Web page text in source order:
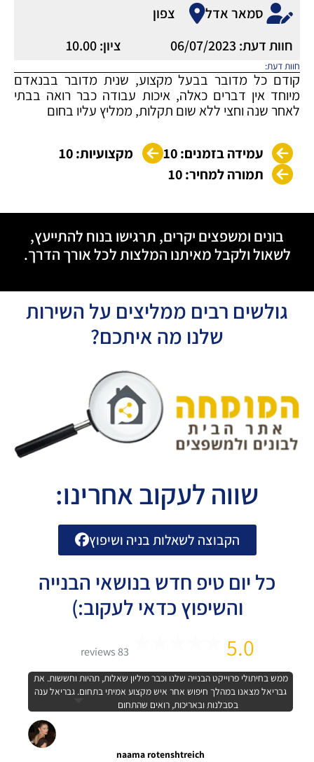
סמאר אדל
צפון
חוות דעת: 06/07/2023
ציון: 10.00
חוות דעת:
קודם כל מדובר בבעל מקצוע, שנית מדובר בבנאדם
מיוחד אין דברים כאלה, איכות עבודה כבר רואה בבתי
לאחר שנה וחצי ללא שום תקלות, ממליץ עליו בחום
עמידה בזמנים: 10
מקצועיות: 10
תמורה למחיר: 10
בונים ומשפצים יקרים, תרגישו בנוח להתייעץ,
לשאול ולקבל מאיתנו המלצות לכל אורך הדרך.
גולשים רבים ממליצים על השירות
שלנו מה איתכם?
שווה לעקוב אחרינו:
הקבוצה לשאלות בניה ושיפוץ
כל יום טיפ חדש בנושאי הבנייה
והשיפוץ כדאי לעקוב:)
5.0
83 reviews
ממש בחיתולי פרוייקט הבנייה שלנו וכבר מיליון שאלות, תהיות וחששות. את
גבריאל מצאנו במהלך חיפוש אחר איש מקצוע אמיתי בתחום. גבריאל ענה
בסבלנות ובאריכות, רואים שהתחום
naama rotenshtreich